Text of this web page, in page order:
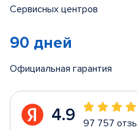
Сервисных центров
90 дней
Официальная гарантия
4.9 97 757